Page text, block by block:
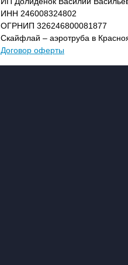
ИНН 246008324802
ОГРНИП 326246800081877
Скайфлай – аэротруба в
Договор оферты